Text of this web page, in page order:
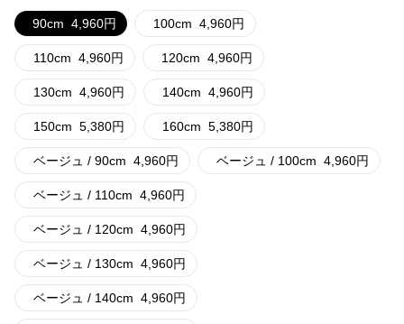
90cm 4,960円 100cm 4,960円
110cm 4,960円 120cm 4,960円
130cm 4,960円 140cm 4,960円
150cm 5,380円 160cm 5,380円
ベージュ / 90cm 4,960円 ベージュ / 100cm 4,960円
ベージュ / 110cm 4,960円
ベージュ / 120cm 4,960円
ベージュ / 130cm 4,960円
ベージュ / 140cm 4,960円